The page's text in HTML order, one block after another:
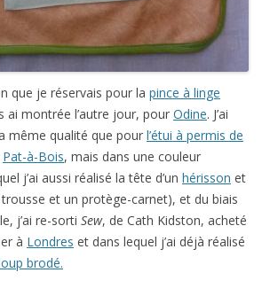
que je réservais pour la pince à linge
ai montrée l’autre jour, pour Odine. J’ai
même qualité que pour l’étui à permis de
Pat-à-Bois, mais dans une couleur
j’ai aussi réalisé la tête d’un hérisson et
et un protège-carnet), et du biais
j’ai re-sorti Sew, de Cath Kidston, acheté
à Londres et dans lequel j’ai déjà réalisé
brodé.